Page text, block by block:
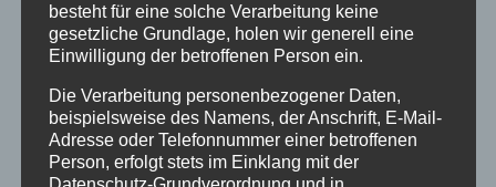
Jetzt Termin vereinbaren
mit der Sonne!
2021-03-10 Sonnenstudio Sole Mio
Liebe Kunden,
besteht für eine solche Verarbeitung keine
gesetzliche Grundlage, holen wir generell eine
Einwilligung der betroffenen Person ein.
Die Verarbeitung personenbezogener Daten,
beispielsweise des Namens, der Anschrift, E-Mail-
Adresse oder Telefonnummer einer betroffenen
Person, erfolgt stets im Einklang mit der